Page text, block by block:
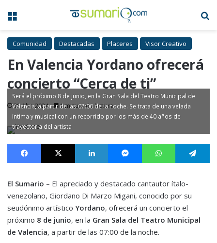
Menú
Comunidad Destacadas Placeres Visor Creativo
En Valencia Yordano ofrecerá
concierto “Cerca de ti”
28 Abr, 2024 1 minuto de lectura
Será el próximo 8 de junio, en la Gran Sala del Teatro Municipal de
Valencia, a partir de las 07:00 de la noche. Se trata de una velada
íntima y musical con un recorrido por los más de 40 años de
trayectoria del artista
Facebook X LinkedIn MessengerWhatsApp
El Sumario – El apreciado y destacado cantautor ítalo-
venezolano, Giordano Di Marzo Migani, conocido por su
seudónimo artístico Yordano, ofrecerá un concierto el
próximo 8 de junio, en la Gran Sala del Teatro Municipal
de Valencia, a partir de las 07:00 de la noche.